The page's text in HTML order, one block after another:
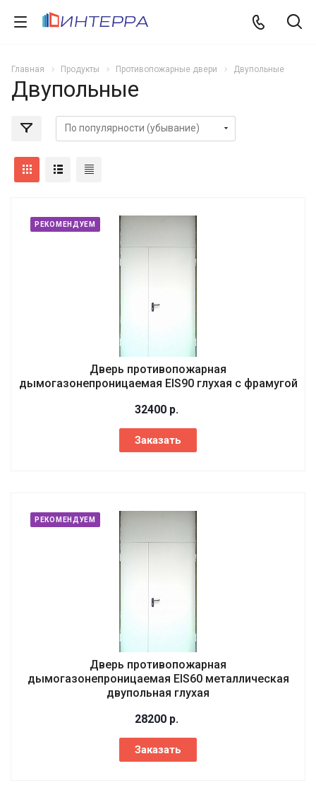
Главная Продукты Противопожарные двери Двупольные
Двупольные
РЕКОМЕНДУЕМ
Дверь противопожарная
дымогазонепроницаемая EIS90 глухая с фрамугой
32400 р.
Заказать
РЕКОМЕНДУЕМ
Дверь противопожарная
дымогазонепроницаемая EIS60 металлическая
двупольная глухая
28200 р.
Заказать